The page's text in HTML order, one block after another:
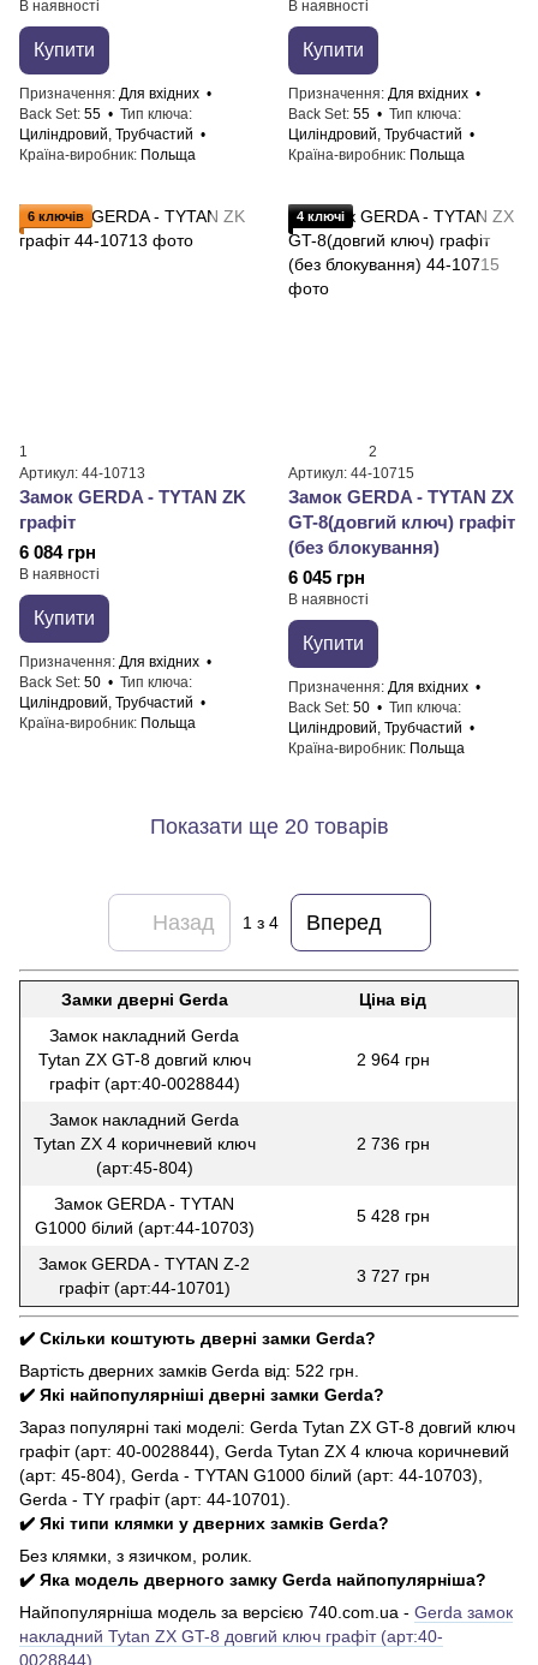
В наявності
Купити
Призначення Для вхідних
Back Set 55
Тип ключа
Циліндровий, Трубчастий
Країна-виробник Польща
В наявності
Купити
Призначення Для вхідних
Back Set 55
Тип ключа
Циліндровий, Трубчастий
Країна-виробник Польща
6 ключів
1
Артикул: 44-10713
Замок GERDA - TYTAN ZK
графіт
6 084 грн
В наявності
Купити
Призначення Для вхідних
Back Set 50
Тип ключа
Циліндровий, Трубчастий
Країна-виробник Польща
4 ключі
2
Артикул: 44-10715
Замок GERDA - TYTAN ZX
GT-8(довгий ключ) графіт
(без блокування)
6 045 грн
В наявності
Купити
Призначення Для вхідних
Back Set 50
Тип ключа
Циліндровий, Трубчастий
Країна-виробник Польща
Показати ще 20 товарів
Назад 1 з 4 Вперед
Замки дверні Gerda
Ціна від
Замок накладний Gerda
Tytan ZX GT-8 довгий ключ
графіт (арт:40-0028844)
2 964 грн
Замок накладний Gerda
Tytan ZX 4 коричневий ключ
(арт:45-804)
2 736 грн
Замок GERDA - TYTAN
G1000 білий (арт:44-10703)
5 428 грн
Замок GERDA - TYTAN Z-2
графіт (арт:44-10701)
3 727 грн
✔️ Скільки коштують дверні замки Gerda?
Вартість дверних замків Gerda від: 522 грн.
✔️ Які найпопулярніші дверні замки Gerda?
Зараз популярні такі моделі: Gerda Tytan ZX GT-8 довгий ключ
графіт (арт: 40-0028844), Gerda Tytan ZX 4 ключа коричневий
(арт: 45-804), Gerda - TYTAN G1000 білий (арт: 44-10703),
Gerda - TY графіт (арт: 44-10701).
✔️ Які типи клямки у дверних замків Gerda?
Без клямки, з язичком, ролик.
✔️ Яка модель дверного замку Gerda найпопулярніша?
Найпопулярніша модель за версією 740.com.ua - Gerda замок
накладний Tytan ZX GT-8 довгий ключ графіт (арт:40-
0028844)